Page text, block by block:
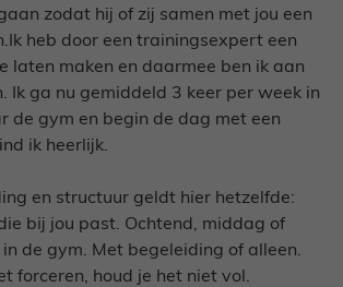
zodat hij of zij samen met jou een
heb door een trainingsexpert een
laten maken en daarmee ben ik aan
Ik ga nu gemiddeld 3 keer per week in
de gym en begin de dag met een
ik heerlijk.
en structuur geldt hier hetzelfde:
bij jou past. Ochtend, middag of
de gym. Met begeleiding of alleen.
forceren, houd je het niet vol.